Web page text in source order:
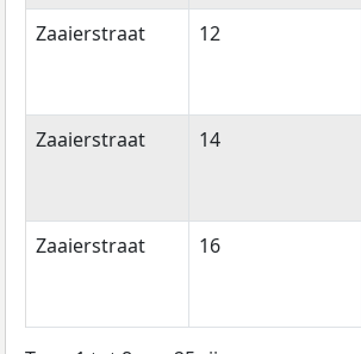
Zaaierstraat 12
Zaaierstraat 14
Zaaierstraat 16